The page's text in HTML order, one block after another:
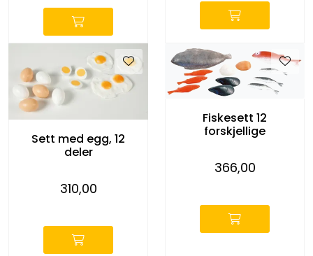
Sett med egg, 12
deler
310,00
Fiskesett 12
forskjellige
366,00